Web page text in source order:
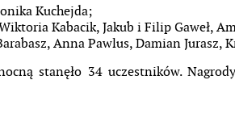
Kuchejda;
Kabacik, Jakub i Filip Gaweł,
Anna Pawlus, Damian Jurasz,
stanęło 34 uczestników.